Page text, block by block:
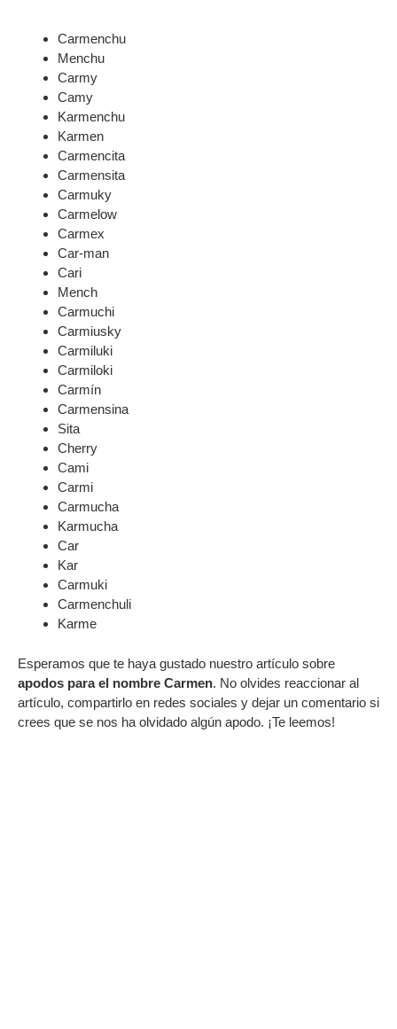
Carmenchu
Menchu
Carmy
Camy
Karmenchu
Karmen
Carmencita
Carmensita
Carmuky
Carmelow
Carmex
Car-man
Cari
Mench
Carmuchi
Carmiusky
Carmiluki
Carmiloki
Carmín
Carmensina
Sita
Cherry
Cami
Carmi
Carmucha
Karmucha
Car
Kar
Carmuki
Carmenchuli
Karme
Esperamos que te haya gustado nuestro artículo sobre
apodos para el nombre Carmen. No olvides reaccionar al
artículo, compartirlo en redes sociales y dejar un comentario si
crees que se nos ha olvidado algún apodo. ¡Te leemos!